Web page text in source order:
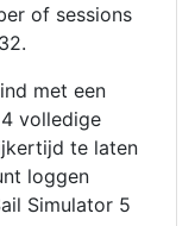
of sessions
met een
volledige
te laten
loggen
Simulator 5